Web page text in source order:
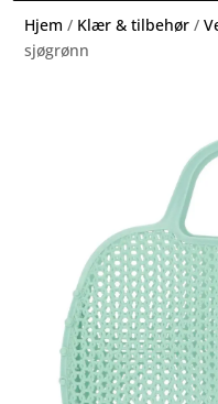
Hjem / Klær & tilbehør /
sjøgrønn